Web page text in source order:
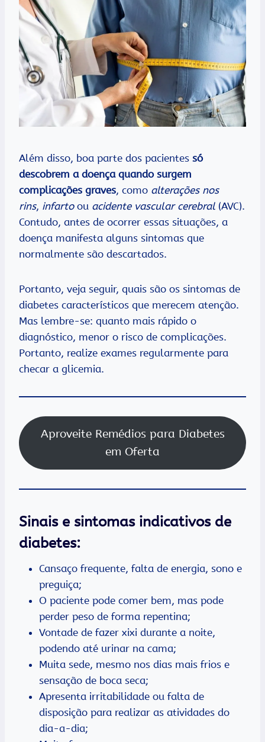
Além disso, boa parte dos pacientes só
descobrem a doença quando surgem
complicações graves, como alterações nos
rins, infarto ou acidente vascular cerebral (AVC).
Contudo, antes de ocorrer essas situações, a
doença manifesta alguns sintomas que
normalmente são descartados.
Portanto, veja seguir, quais são os sintomas de
diabetes característicos que merecem atenção.
Mas lembre-se: quanto mais rápido o
diagnóstico, menor o risco de complicações.
Portanto, realize exames regularmente para
checar a glicemia.
Aproveite Remédios para Diabetes
em Oferta
Sinais e sintomas indicativos de
diabetes:
Cansaço frequente, falta de energia, sono e
preguiça;
O paciente pode comer bem, mas pode
perder peso de forma repentina;
Vontade de fazer xixi durante a noite,
podendo até urinar na cama;
Muita sede, mesmo nos dias mais frios e
sensação de boca seca;
Apresenta irritabilidade ou falta de
disposição para realizar as atividades do
dia-a-dia;